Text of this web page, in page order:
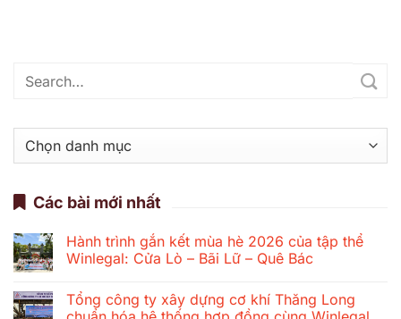
mục
Các bài mới nhất
Hành trình gắn kết mùa hè 2026 của tập thể
Winlegal: Cửa Lò – Bãi Lữ – Quê Bác
bình
luận
Tổng công ty xây dựng cơ khí Thăng Long